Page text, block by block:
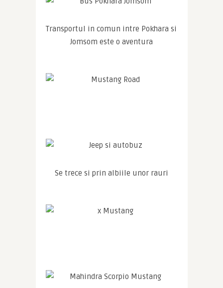
Transportul in comun intre Pokhara si
Jomsom este o aventura
Se trece si prin albiile unor rauri